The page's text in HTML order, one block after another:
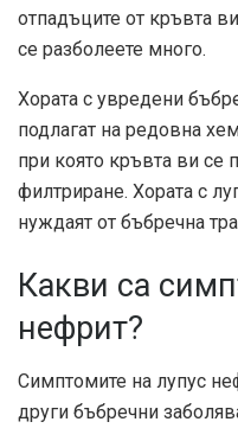
отпадъците от кръвта
се разболеете много.
Хората с увредени
подлагат на редовна
при която кръвта ви се
филтриране. Хората с
нуждаят от бъбречна
Какви са
нефрит?
Симптомите на лупус
други бъбречни